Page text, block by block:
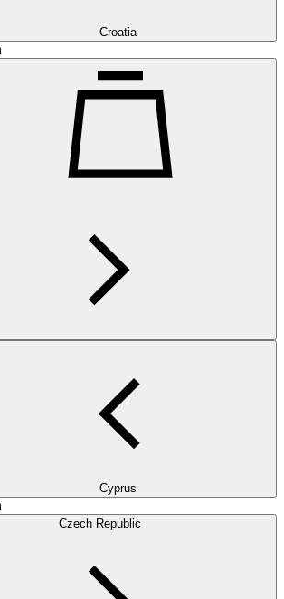
Croatia
Cyprus
Czech Republic